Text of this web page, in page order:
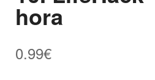
hora
0.99€